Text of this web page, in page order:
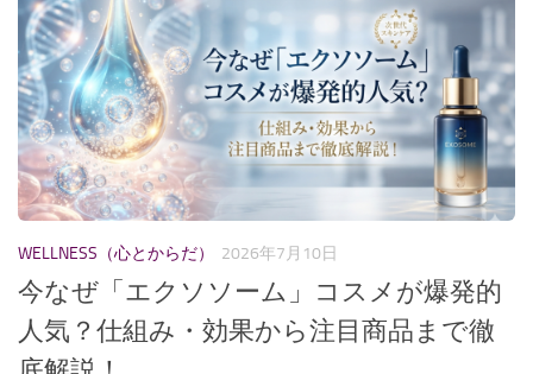
WELLNESS（心とからだ） 2026年7月10日
今なぜ「エクソソーム」コスメが爆発的
人気？仕組み・効果から注目商品まで徹